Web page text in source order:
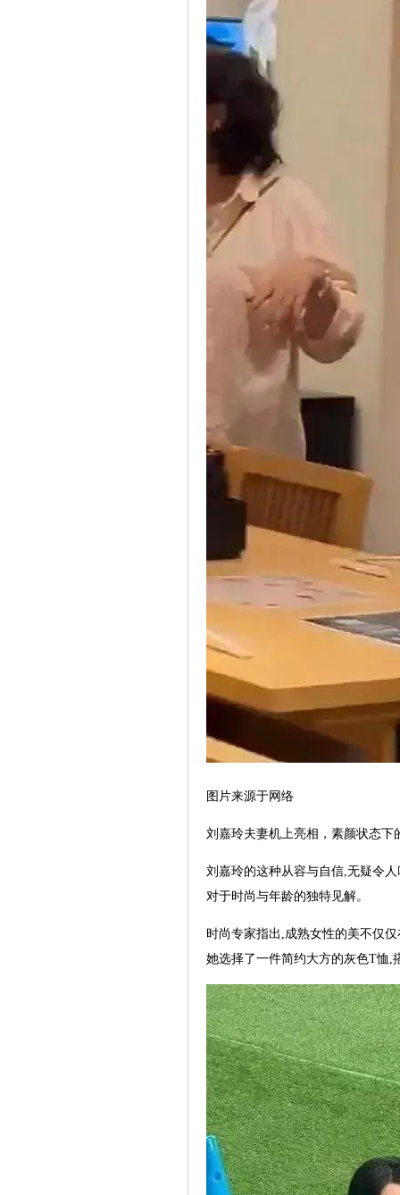
图片来源于网络
刘嘉玲夫妻机上亮相，素颜状态下
刘嘉玲的这种从容与自信,无疑令
对于时尚与年龄的独特见解。
时尚专家指出,成熟女性的美不仅
她选择了一件简约大方的灰色T恤,